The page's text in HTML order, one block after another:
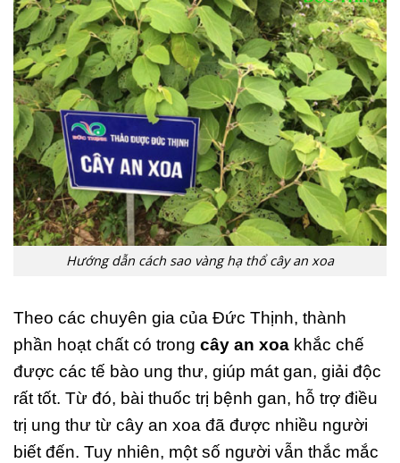
Hướng dẫn cách sao vàng hạ thổ cây an xoa
Theo các chuyên gia của Đức Thịnh, thành
phần hoạt chất có trong cây an xoa khắc chế
được các tế bào ung thư, giúp mát gan, giải độc
rất tốt. Từ đó, bài thuốc trị bệnh gan, hỗ trợ điều
trị ung thư từ cây an xoa đã được nhiều người
biết đến. Tuy nhiên, một số người vẫn thắc mắc